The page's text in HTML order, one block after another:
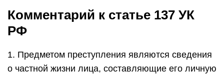
Комментарий к статье 137 УК
РФ
1. Предметом преступления являются сведения
о частной жизни лица, составляющие его личную